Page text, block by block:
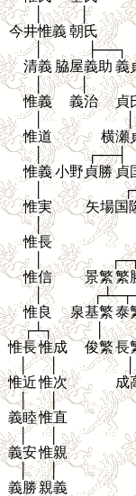
│
│
今井惟義朝氏
│
├──┐
清義 脇屋義助 義
│
│
惟義
義治 貞
│
惟道
横瀬
│
┌──┤
惟義小野貞勝貞
惟実
矢場国
│
惟長
惟信
景繁繁
│
惟良
泉基繁泰
┌┴┐
│
惟長惟成 俊繁長
│
│
惟近惟次 成
│
│
義睦惟直
│
│
義安惟親
│
│
義勝親義